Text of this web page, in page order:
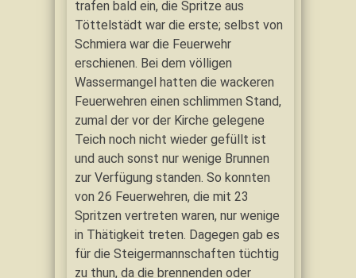
trafen bald ein, die Spritze aus
Töttelstädt war die erste; selbst von
Schmiera war die Feuerwehr
erschienen. Bei dem völligen
Wassermangel hatten die wackeren
Feuerwehren einen schlimmen Stand,
zumal der vor der Kirche gelegene
Teich noch nicht wieder gefüllt ist
und auch sonst nur wenige Brunnen
zur Verfügung standen. So konnten
von 26 Feuerwehren, die mit 23
Spritzen vertreten waren, nur wenige
in Thätigkeit treten. Dagegen gab es
für die Steigermannschaften tüchtig
zu thun, da die brennenden oder